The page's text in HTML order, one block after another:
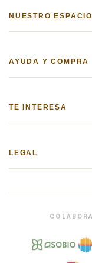
NUESTRO ESPACIO
AYUDA Y COMPRA
TE INTERESA
LEGAL